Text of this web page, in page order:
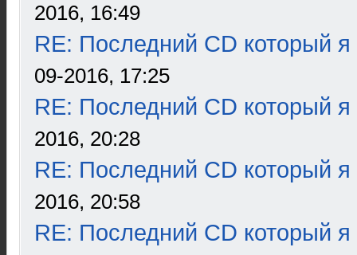
2016, 16:49
RE: Последний CD который я
09-2016, 17:25
RE: Последний CD который я
2016, 20:28
RE: Последний CD который я
2016, 20:58
RE: Последний CD который я